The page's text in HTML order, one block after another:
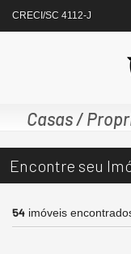
CRECI/SC 4112-J
Casas /
Encontre seu
54 imóveis